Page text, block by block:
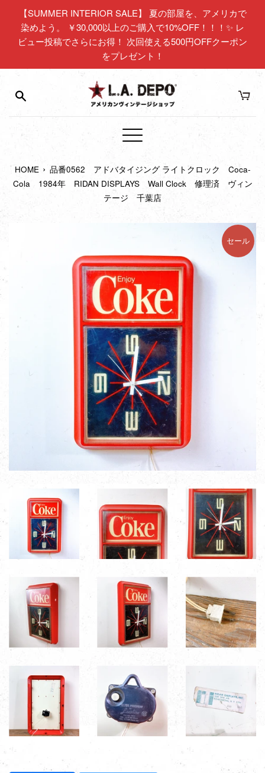
【SUMMER INTERIOR SALE】 夏の部屋を、アメリカで
染めよう。 ￥30,000以上のご購入で10%OFF！！！✨ レ
ビュー投稿でさらにお得！ 次回使える500円OFFクーポン
をプレゼント！
メ
ュ
ー
HOME › 品番0562 アドバタイジング ライトクロック Coca-
Cola 1984年 RIDAN DISPLAYS Wall Clock 修理済 ヴィン
テージ 千葉店
セール